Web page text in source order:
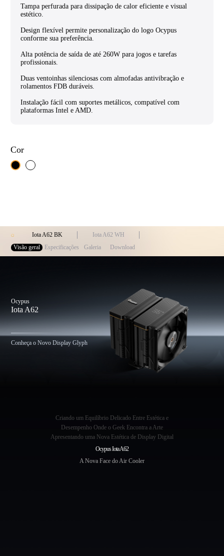
Tampa perfurada para dissipação de calor eficiente e visual
estético.
Design flexível permite personalização do logo Ocypus
conforme sua preferência.
Alta potência de saída de até 260W para jogos e tarefas
profissionais.
Duas ventoinhas silenciosas com almofadas antivibração e
rolamentos FDB duráveis.
Instalação fácil com suportes metálicos, compatível com
plataformas Intel e AMD.
Cor
Iota A62 BK
Iota A62 WH
Visão geral
Especificações Galeria Download
Ocypus
Iota A62
Conheça o Novo Display Glyph
Criando um Equilíbrio Delicado Entre Estética e
Desempenho Onde o Geek Encontra a Arte
Apresentando uma Nova Estética de Display Digital
Ocypus Iota A62
A Nova Face do Air Cooler